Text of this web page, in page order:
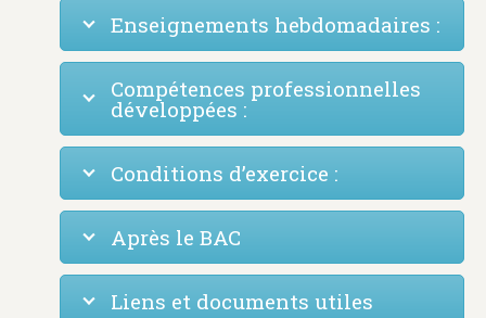
Enseignements hebdomadaires :
Compétences professionnelles
développées :
Conditions d’exercice :
Après le BAC
Liens et documents utiles